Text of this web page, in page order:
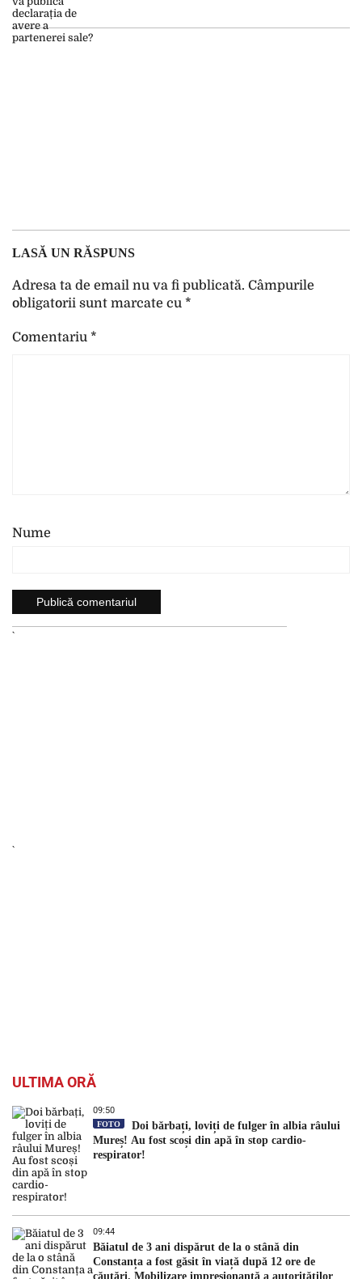
LASĂ UN RĂSPUNS
Adresa ta de email nu va fi publicată. Câmpurile
obligatorii sunt marcate cu *
Comentariu *
Nume
ULTIMA ORĂ
09:50
FOTO
Doi bărbați, loviți de fulger în albia râului
Mureș! Au fost scoși din apă în stop cardio-
respirator!
09:44
Băiatul de 3 ani dispărut de la o stână din
Constanța a fost găsit în viață după 12 ore de
căutări. Mobilizare impresionantă a autorităților